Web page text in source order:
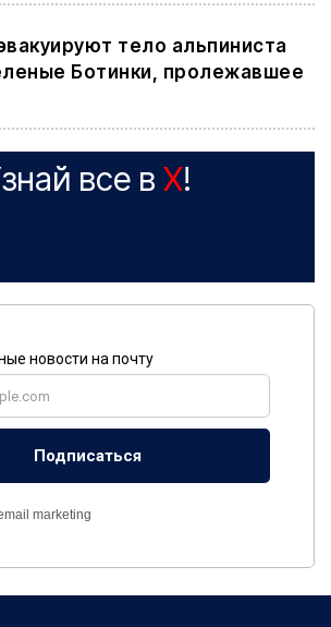
тело альпиниста
Ботинки, пролежавшее
все в X!